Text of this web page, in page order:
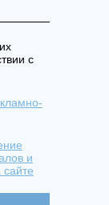
с
и
сайте